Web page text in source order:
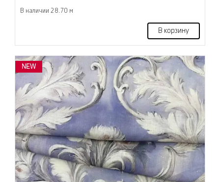
В наличии 28.70 м
В корзину
NEW